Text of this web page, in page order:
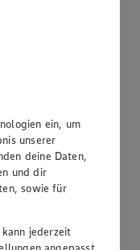
27a UStG: DE 335
Wagener
ein, um
unserer
deine Daten,
und dir
sowie für
jederzeit